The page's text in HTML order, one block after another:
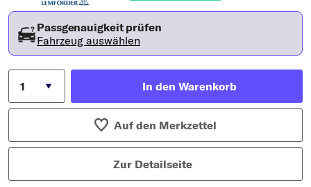
Passgenauigkeit prüfen
Fahrzeug auswählen
In den Warenkorb
Auf den Merkzettel
Zur Detailseite